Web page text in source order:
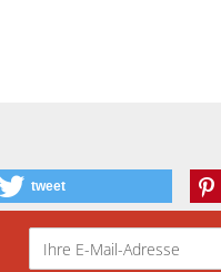
tweet